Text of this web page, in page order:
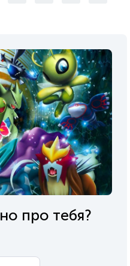
про тебя?